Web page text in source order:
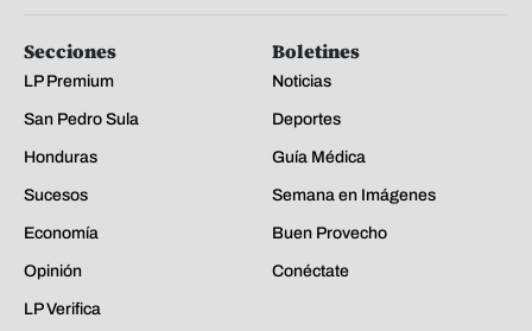
Secciones
LP Premium
San Pedro Sula
Honduras
Sucesos
Economía
Opinión
LP Verifica
Boletines
Noticias
Deportes
Guía Médica
Semana en Imágenes
Buen Provecho
Conéctate